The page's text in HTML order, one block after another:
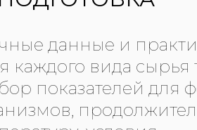
данные и
каждого вида сырья
показателей для